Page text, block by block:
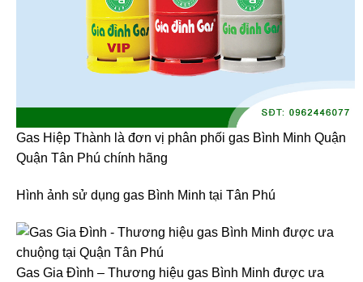
Gas Hiệp Thành là đơn vị phân phối gas Bình Minh Quận
Quận Tân Phú chính hãng
Hình ảnh sử dụng gas Bình Minh tại Tân Phú
Gas Gia Đình – Thương hiệu gas Bình Minh được ưa